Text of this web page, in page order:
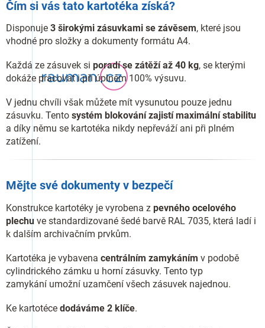
Čím si vás tato kartotéka získá?
Disponuje 3 širokými zásuvkami se závěsem, které jsou
vhodné pro složky a dokumenty formátu A4.
Každá ze zásuvek si poradí se zátěží až 40 kg, se kterými
dokáže pracovat i při úplném 100% výsuvu.
V jednu chvíli však můžete mít vysunutou pouze jednu
zásuvku. Tento systém blokování zajistí maximální stabilitu
a díky němu se kartotéka nikdy nepřeváží ani při plném
zatížení.
Mějte své dokumenty v bezpečí
Konstrukce kartotéky je vyrobena z pevného ocelového
plechu ve standardizované šedé barvě RAL 7035, která ladí i
k dalším archivačním prvkům.
Kartotéka je vybavena centrálním zamykáním v podobě
cylindrického zámku u horní zásuvky. Tento typ
zamykání umožní uzamčení všech zásuvek najednou.
Ke kartotéce dodáváme 2 klíče.